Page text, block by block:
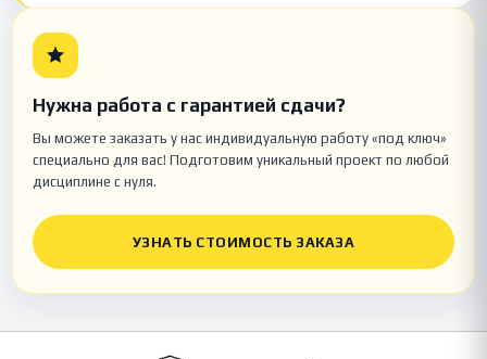
Нужна работа с гарантией сдачи?
Вы можете заказать у нас индивидуальную работу «под ключ»
специально для вас! Подготовим уникальный проект по любой
дисциплине с нуля.
УЗНАТЬ СТОИМОСТЬ ЗАКАЗА